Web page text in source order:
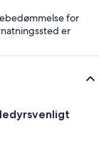
for
er